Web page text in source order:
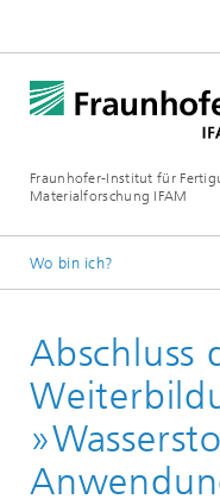
Fraunhofer-Institut für
Materialforschung IFAM
Wo bin ich?
Wasserstoff
Zertifikatskurs
Mobilität«
Abschluss